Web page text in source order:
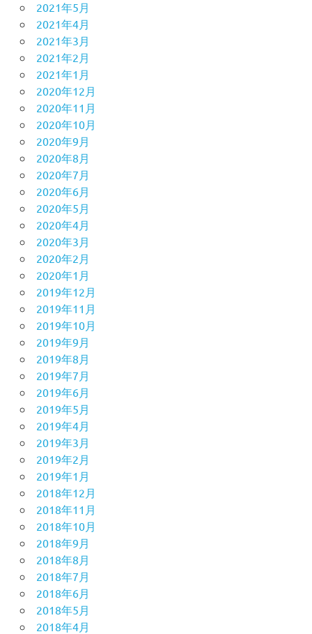
2021年5月
2021年4月
2021年3月
2021年2月
2021年1月
2020年12月
2020年11月
2020年10月
2020年9月
2020年8月
2020年7月
2020年6月
2020年5月
2020年4月
2020年3月
2020年2月
2020年1月
2019年12月
2019年11月
2019年10月
2019年9月
2019年8月
2019年7月
2019年6月
2019年5月
2019年4月
2019年3月
2019年2月
2019年1月
2018年12月
2018年11月
2018年10月
2018年9月
2018年8月
2018年7月
2018年6月
2018年5月
2018年4月